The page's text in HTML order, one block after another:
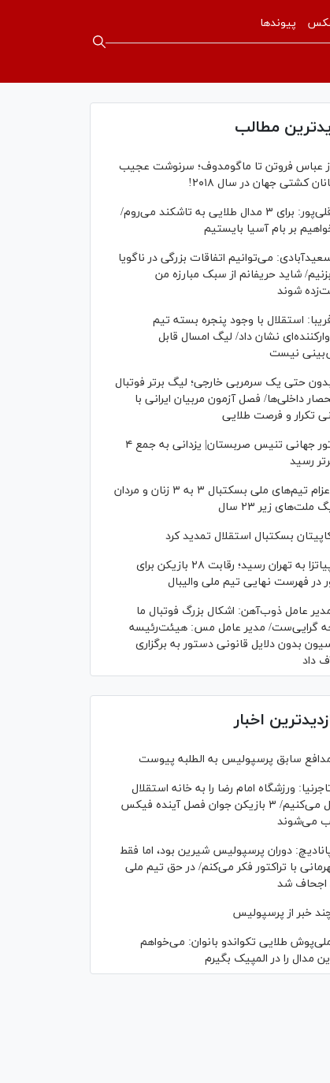
پیوندها
مطالب
عباس فروتن تا ماگومدوف؛ سرنوشت عجیب
کشتی جهان در سال ۲۰۱۸!
قلی‌پور: برای ۳ مدال طلایی به تاشکند می‌روم/
بر بام آسیا بایستیم
می‌توانیم اتفاقات بزرگی در ناگویا
شاید حریفانم از سبک مبارزه من
شوند
استقلال با وجود پنجره بسته تیم
نشان داد/ لیگ امسال قابل
نیست
حتی یک سرمربی خارجی؛ لیگ برتر فوتبال
داخلی‌ها/ فصل آزمون مربیان ایرانی با
تکرار و فرصت طلایی
تور جهانی تنیس صربستان| یزدانی به جمع ۴
رسید
اعزام تیم‌های ملی بسکتبال ۳ به ۳ زنان و مردان
ملت‌های زیر ۲۳ سال
بسکتبال استقلال تمدید کرد
پیاتزا به تهران رسید؛ رقابت ۲۸ بازیکن برای
در فهرست نهایی تیم ملی والیبال
عامل ذوب‌آهن: اشکال بزرگ فوتبال ما
گرایی‌ست/ مدیر عامل مس: هیئت‌رئیسه
بدون دلایل قانونی دستور به برگزاری
داد
اخبار
سابق پرسپولیس به الطلبه پیوست
ورزشگاه امام رضا را به خانه استقلال
تبدیل می‌کنیم/ ۳ بازیکن جوان فصل آینده فیکس
می‌شوند
دوران پرسپولیس شیرین بود، اما فقط
با تراکتور فکر می‌کنم/ در حق تیم ملی
اجحاف شد
خبر از پرسپولیس
طلایی تکواندو بانوان: می‌خواهم
مدال را در المپیک بگیرم